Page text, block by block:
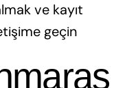
ve kayıt
geçin